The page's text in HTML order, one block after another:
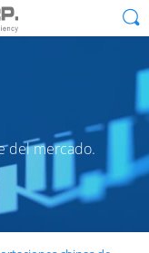
del mercado.